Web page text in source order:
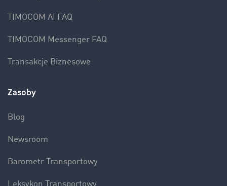
TIMOCOM AI FAQ
TIMOCOM Messenger FAQ
Transakcje Biznesowe
Zasoby
Blog
Newsroom
Barometr Transportowy
Leksykon Transportowy